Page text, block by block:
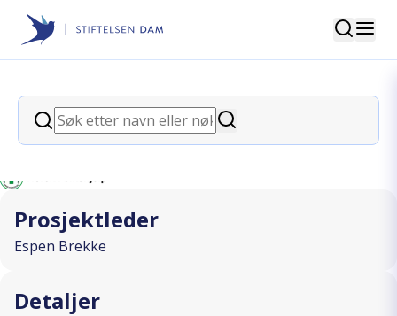
Stiftelsen Dam
Søk
Søk
Søk
back
Fjellsikkerhet til folket
Prosjektleder
Espen Brekke
Detaljer